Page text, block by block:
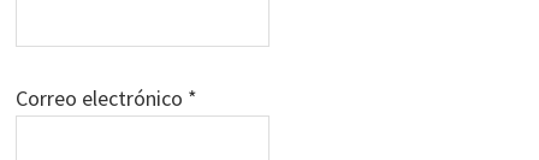
Correo electrónico *